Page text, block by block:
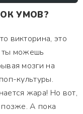
УМОВ?
викторина, это
ты можешь
мозги на
культуры.
жара! Но вот,
позже. А пока